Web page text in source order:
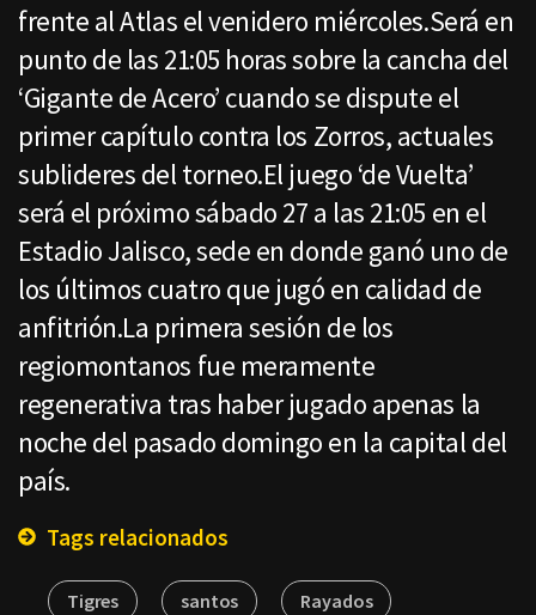
frente al Atlas el venidero miércoles.Será en
punto de las 21:05 horas sobre la cancha del
‘Gigante de Acero’ cuando se dispute el
primer capítulo contra los Zorros, actuales
sublideres del torneo.El juego ‘de Vuelta’
será el próximo sábado 27 a las 21:05 en el
Estadio Jalisco, sede en donde ganó uno de
los últimos cuatro que jugó en calidad de
anfitrión.La primera sesión de los
regiomontanos fue meramente
regenerativa tras haber jugado apenas la
noche del pasado domingo en la capital del
país.
Tags relacionados
Tigres santos Rayados